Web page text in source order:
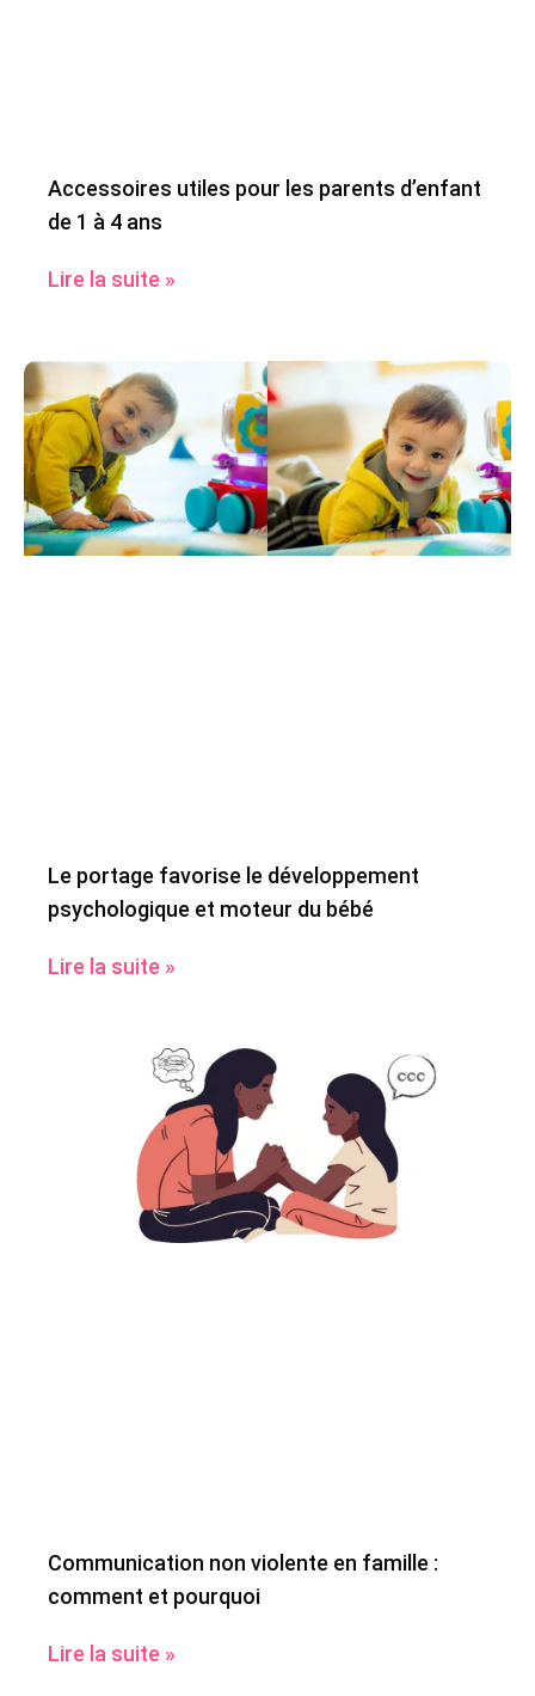
Accessoires utiles pour les parents d’enfant
de 1 à 4 ans
Lire la suite »
Le portage favorise le développement
psychologique et moteur du bébé
Lire la suite »
Communication non violente en famille :
comment et pourquoi
Lire la suite »